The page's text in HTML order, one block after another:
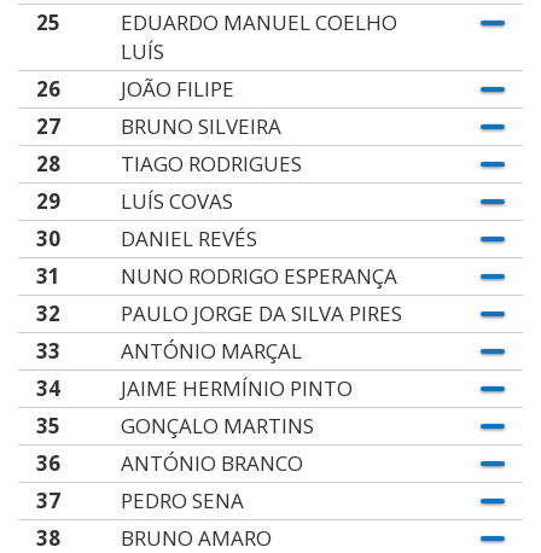
25
EDUARDO MANUEL COELHO
LUÍS
26
JOÃO FILIPE
27
BRUNO SILVEIRA
28
TIAGO RODRIGUES
29
LUÍS COVAS
30
DANIEL REVÉS
31
NUNO RODRIGO ESPERANÇA
32
PAULO JORGE DA SILVA PIRES
33
ANTÓNIO MARÇAL
34
JAIME HERMÍNIO PINTO
35
GONÇALO MARTINS
36
ANTÓNIO BRANCO
37
PEDRO SENA
38
BRUNO AMARO